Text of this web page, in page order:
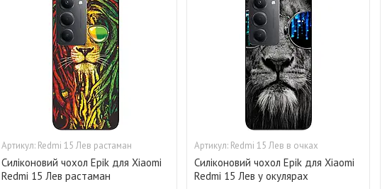
Redmi 15 Лев растаман
Силіконовий чохол Epik для Xiaomi
Redmi 15 Лев растаман
Redmi 15 Лев в очках
Силіконовий чохол Epik для Xiaomi
Redmi 15 Лев у окулярах